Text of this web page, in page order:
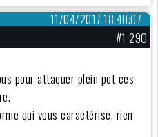
11/04/2017 18:40:07
#1 290
pour attaquer plein pot ces
qui vous caractérise, rien